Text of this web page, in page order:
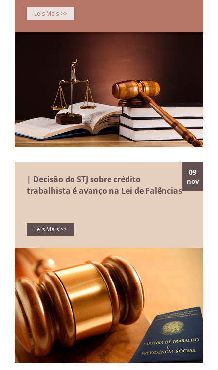
Leis Mais >>
09
nov
| Decisão do STJ sobre crédito
trabalhista é avanço na Lei de Falências
Leis Mais >>